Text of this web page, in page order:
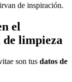
de inspiración.
el
limpieza
son tus datos de